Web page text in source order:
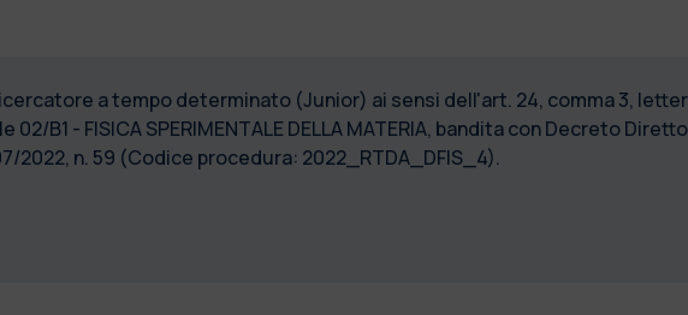
a tempo determinato (Junior) ai sensi dell'art. 24, comma 3,
B1 - FISICA SPERIMENTALE DELLA MATERIA, bandita con Decreto
2022, n. 59 (Codice procedura: 2022_RTDA_DFIS_4).